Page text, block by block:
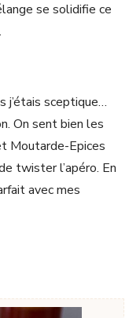
se solidifie ce
j’étais sceptique…
On sent bien les
Moutarde-Epices
twister l’apéro. En
avec mes